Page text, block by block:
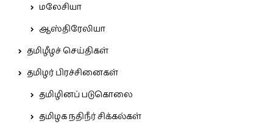
மலேசியா
ஆஸ்திரேலியா
தமிழீழச் செய்திகள்
தமிழர் பிரச்சினைகள்
தமிழினப் படுகொலை
தமிழக நதிநீர் சிக்கல்கள்